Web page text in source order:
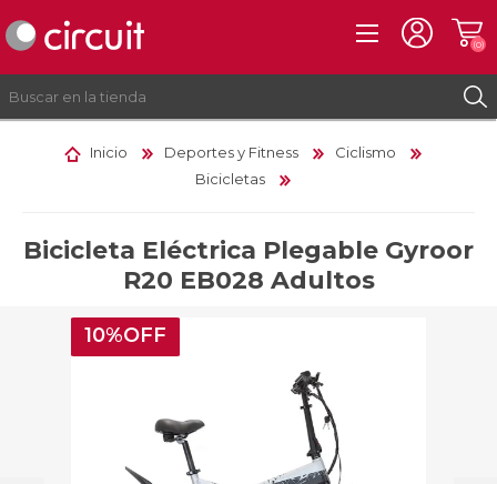
(0)
Inicio Deportes y Fitness
Ciclismo
Bicicletas
Bicicleta Eléctrica Plegable Gyroor
R20 EB028 Adultos
10%OFF